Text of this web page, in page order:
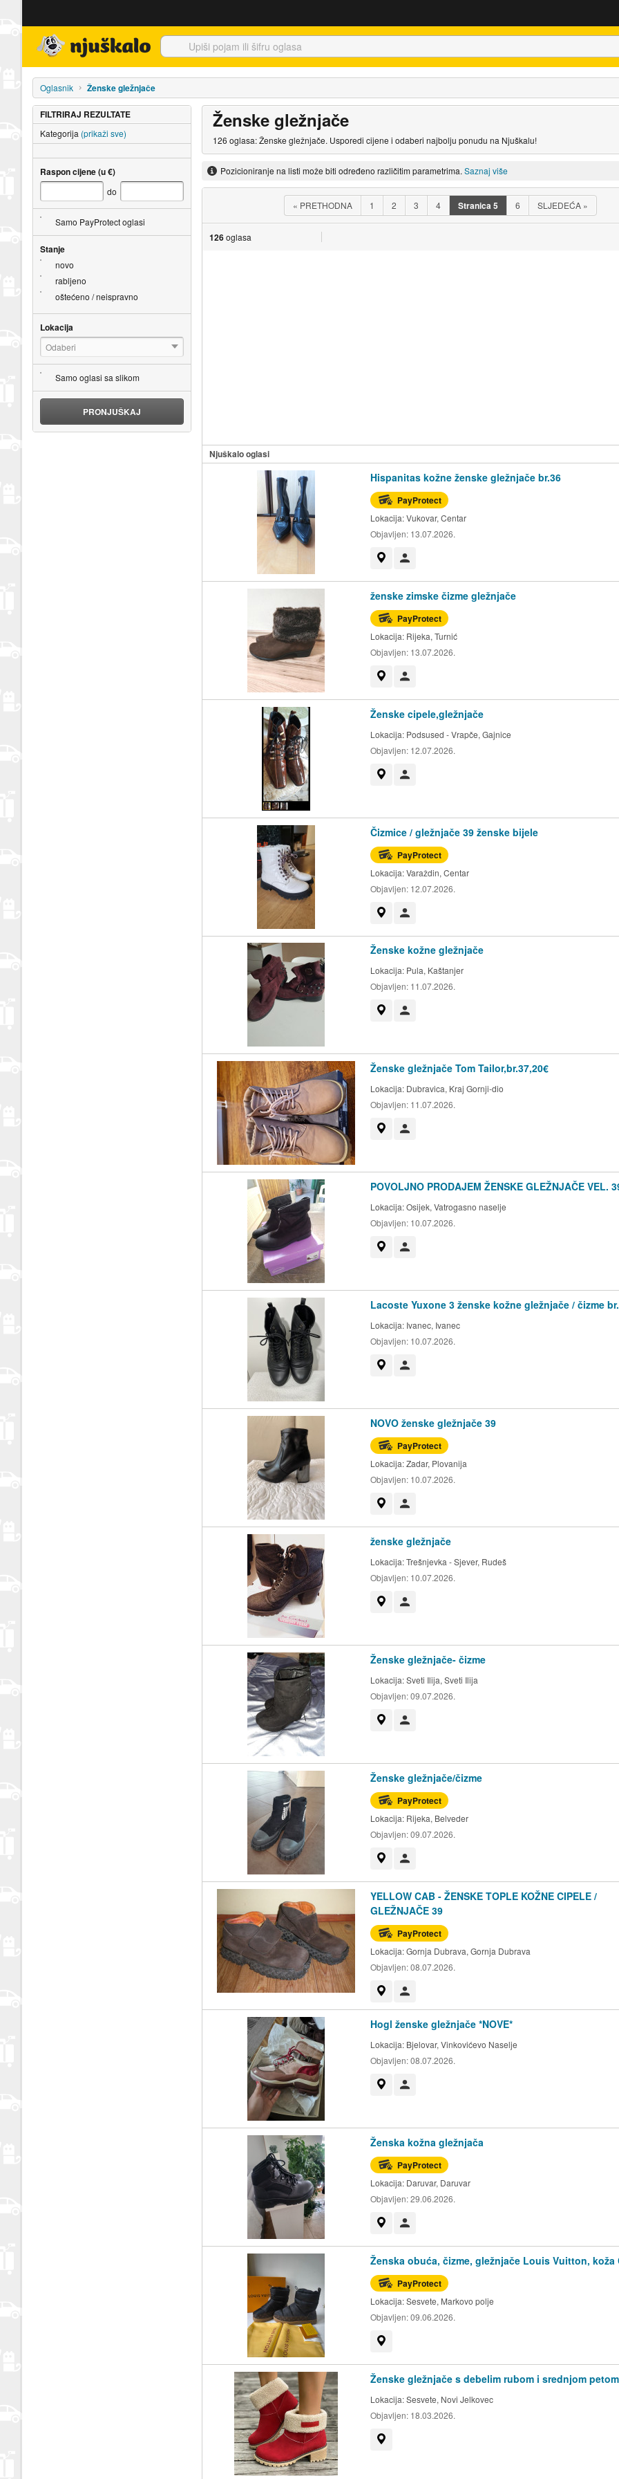
Oglasnik Ženske gležnjače
Ženske gležnjače
126 oglasa: Ženske gležnjače. Usporedi cijene i odaberi najbolju ponudu na Njuškalu!
Pozicioniranje na listi može biti određeno različitim parametrima. Saznaj više
« PRETHODNA 1 2 3 4 Stranica5 6 SLJEDEĆA »
126oglasa
Njuškalo oglasi
Hispanitas kožne ženske gležnjače br.36
PayProtect
Lokacija:Vukovar, Centar
Objavljen: 13.07.2026.
ženske zimske čizme gležnjače
PayProtect
Lokacija: Rijeka, Turnić
Objavljen: 13.07.2026.
Ženske cipele,gležnjače
Lokacija: Podsused - Vrapče, Gajnice
Objavljen: 12.07.2026.
Čizmice / gležnjače 39 ženske bijele
PayProtect
Lokacija:Varaždin, Centar
Objavljen: 12.07.2026.
Ženske kožne gležnjače
Lokacija: Pula, Kaštanjer
Objavljen: 11.07.2026.
Ženske gležnjače Tom Tailor,br.37,20€
Lokacija: Dubravica, Kraj Gornji-dio
Objavljen: 11.07.2026.
POVOLJNO PRODAJEM ŽENSKE GLEŽNJAČE VEL.
Lokacija:Osijek, Vatrogasno naselje
Objavljen: 10.07.2026.
Lacoste Yuxone 3 ženske kožne gležnjače / čizme
Lokacija: Ivanec, Ivanec
Objavljen: 10.07.2026.
NOVO ženske gležnjače 39
PayProtect
Lokacija:Zadar, Plovanija
Objavljen: 10.07.2026.
ženske gležnjače
Lokacija:Trešnjevka - Sjever, Rudeš
Objavljen: 10.07.2026.
Ženske gležnjače- čizme
Lokacija:Sveti Ilija, Sveti Ilija
Objavljen:09.07.2026.
Ženske gležnjače/čizme
PayProtect
Lokacija: Rijeka, Belveder
Objavljen:09.07.2026.
YELLOW CAB - ŽENSKE TOPLE KOŽNE CIPELE /
GLEŽNJAČE 39
PayProtect
Lokacija:Gornja Dubrava, Gornja Dubrava
Objavljen:08.07.2026.
Hogl ženske gležnjače *NOVE*
Lokacija: Bjelovar, Vinkovićevo Naselje
Objavljen:08.07.2026.
Ženska kožna gležnjača
PayProtect
Lokacija: Daruvar, Daruvar
Objavljen:29.06.2026.
Ženska obuća, čizme, gležnjače Louis Vuitton, koža
PayProtect
Lokacija:Sesvete, Markovo polje
Objavljen:09.06.2026.
Ženske gležnjače s debelim rubom i srednjom petom
Lokacija:Sesvete, Novi Jelkovec
Objavljen: 18.03.2026.
FILTRIRAJ REZULTATE
Kategorija (prikaži sve)
Raspon cijene (u €)
do
Samo PayProtect oglasi
Stanje
novo
rabljeno
oštećeno / neispravno
Lokacija
Odaberi
Samo oglasi sa slikom
PRONJUŠKAJ